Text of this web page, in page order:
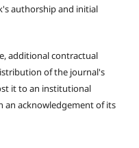
authorship and initial
additional contractual
of the journal's
it to an institutional
an acknowledgement of its